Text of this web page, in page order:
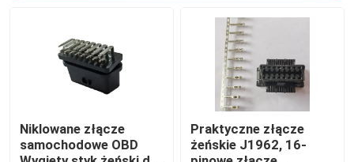
Kabel diagnostyczny OBDII
Kabel GPS OBD
Niklowane złącze
samochodowe OBD
Praktyczne złącze
żeńskie J1962, 16-